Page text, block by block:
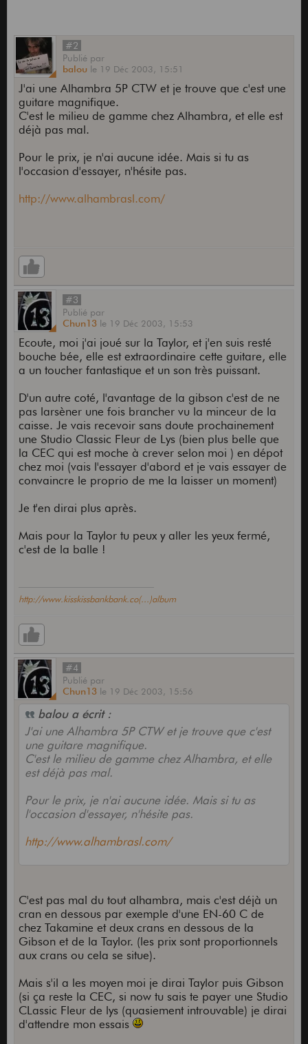
#2
Publié par
balou le 19 Déc 2003, 15:51
J'ai une Alhambra 5P CTW et je trouve que c'est une
guitare magnifique.
C'est le milieu de gamme chez Alhambra, et elle est
déjà pas mal.
Pour le prix, je n'ai aucune idée. Mais si tu as
l'occasion d'essayer, n'hésite pas.
http://www.alhambrasl.com/
#3
Publié par
Chun13 le 19 Déc 2003, 15:53
Ecoute, moi j'ai joué sur la Taylor, et j'en suis resté
bouche bée, elle est extraordinaire cette guitare, elle
a un toucher fantastique et un son très puissant.
D'un autre coté, l'avantage de la gibson c'est de ne
pas larsèner une fois brancher vu la minceur de la
caisse. Je vais recevoir sans doute prochainement
une Studio Classic Fleur de Lys (bien plus belle que
la CEC qui est moche à crever selon moi ) en dépot
chez moi (vais l'essayer d'abord et je vais essayer de
convaincre le proprio de me la laisser un moment)
Je t'en dirai plus après.
Mais pour la Taylor tu peux y aller les yeux fermé,
c'est de la balle !
http://www.kisskissbankbank.co(...)album
#4
Publié par
Chun13 le 19 Déc 2003, 15:56
balou a écrit :
J'ai une Alhambra 5P CTW et je trouve que c'est
une guitare magnifique.
C'est le milieu de gamme chez Alhambra, et elle
est déjà pas mal.
Pour le prix, je n'ai aucune idée. Mais si tu as
l'occasion d'essayer, n'hésite pas.
http://www.alhambrasl.com/
C'est pas mal du tout alhambra, mais c'est déjà un
cran en dessous par exemple d'une EN-60 C de
chez Takamine et deux crans en dessous de la
Gibson et de la Taylor. (les prix sont proportionnels
aux crans ou cela se situe).
Mais s'il a les moyen moi je dirai Taylor puis Gibson
(si ça reste la CEC, si now tu sais te payer une Studio
CLassic Fleur de lys (quasiement introuvable) je dirai
d'attendre mon essais